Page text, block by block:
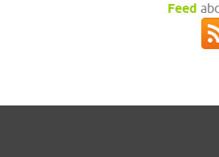
Feed